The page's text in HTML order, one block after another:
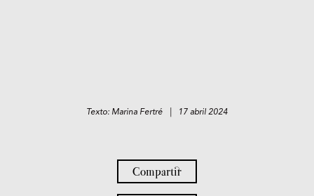
Texto: Marina Fertré | 17 abril 2024
Compartir